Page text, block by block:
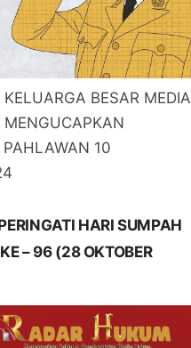
BESAR MEDIA
10
HARI SUMPAH
– 96 (28 OKTOBER